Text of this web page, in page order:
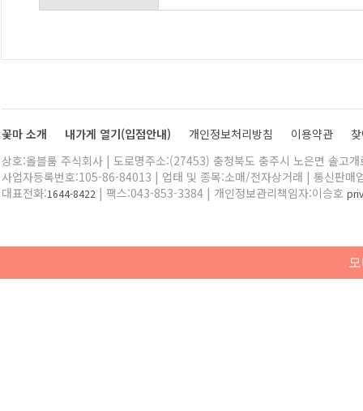
꽃마 소개 내가게 열기(입점안내) 개인정보처리방침 이용약관
상호:올블룸 주식회사 | 도로명주소:(27453) 충청북도 충주시 노은면 솔고
사업자등록번호:105-86-84013 | 업태 및 종목:소매/전자상거래 | 통신판매
대표전화:1644-8422 | 팩스:043-853-3384 | 개인정보관리책임자:이승호